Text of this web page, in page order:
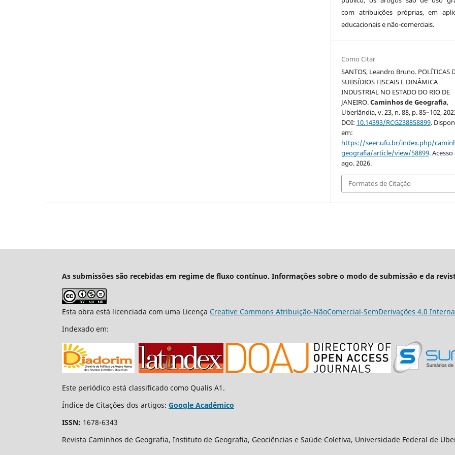
com atribuições próprias, em
educacionais e não-comerciais.
Como Citar
SANTOS, Leandro Bruno. POLÍTICAS
SUBSÍDIOS FISCAIS E DINÂMICA
INDUSTRIAL NO ESTADO DO RIO DE
JANEIRO.Caminhos de Geografia,
Uberlândia, v. 23, n. 88, p. 85–102,
DOI: 10.14393/RCG238858899.
em:
https://seer.ufu.br/index.php/
geografia/article/view/58899.
ago. 2026.
Formatos de Citação
As submissões são recebidas em regime de fluxo contínuo. Informações sobre o modo de submissão e da
Esta obra está licenciada com uma Licença Creative Commons Atribuição-NãoComercial-SemDerivações 4.0
Indexado em:
Este periódico está classificado como Qualis A1.
Índice de Citações dos artigos: Google Acadêmico
ISSN: 1678-6343
Revista Caminhos de Geografia, Instituto de Geografia, Geociências e Saúde Coletiva, Universidade Federal de